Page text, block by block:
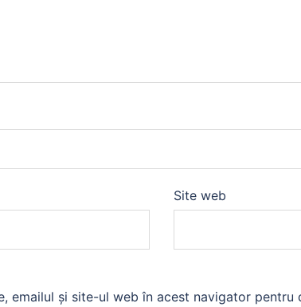
Site web
emailul și site-ul web în acest navigator